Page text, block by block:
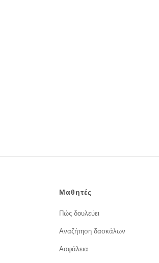
Μαθητές
Πώς δουλεύει
Αναζήτηση δασκάλων
Ασφάλεια